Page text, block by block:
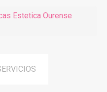
Estetica Ourense